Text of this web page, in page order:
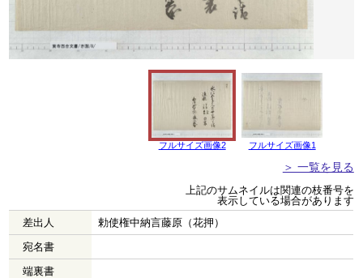
フルサイズ画像2 フルサイズ画像1
＞ 一覧を見る
上記のサムネイルは関連の枝番号を
表示している場合があります
差出人
勅使権中納言藤原（花押）
宛名書
端裏書